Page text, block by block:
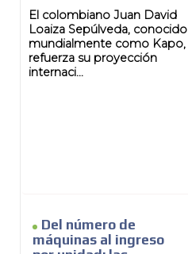
El colombiano Juan David
Loaiza Sepúlveda, conocido
mundialmente como Kapo,
refuerza su proyección
internaci...
Del número de
máquinas al ingreso